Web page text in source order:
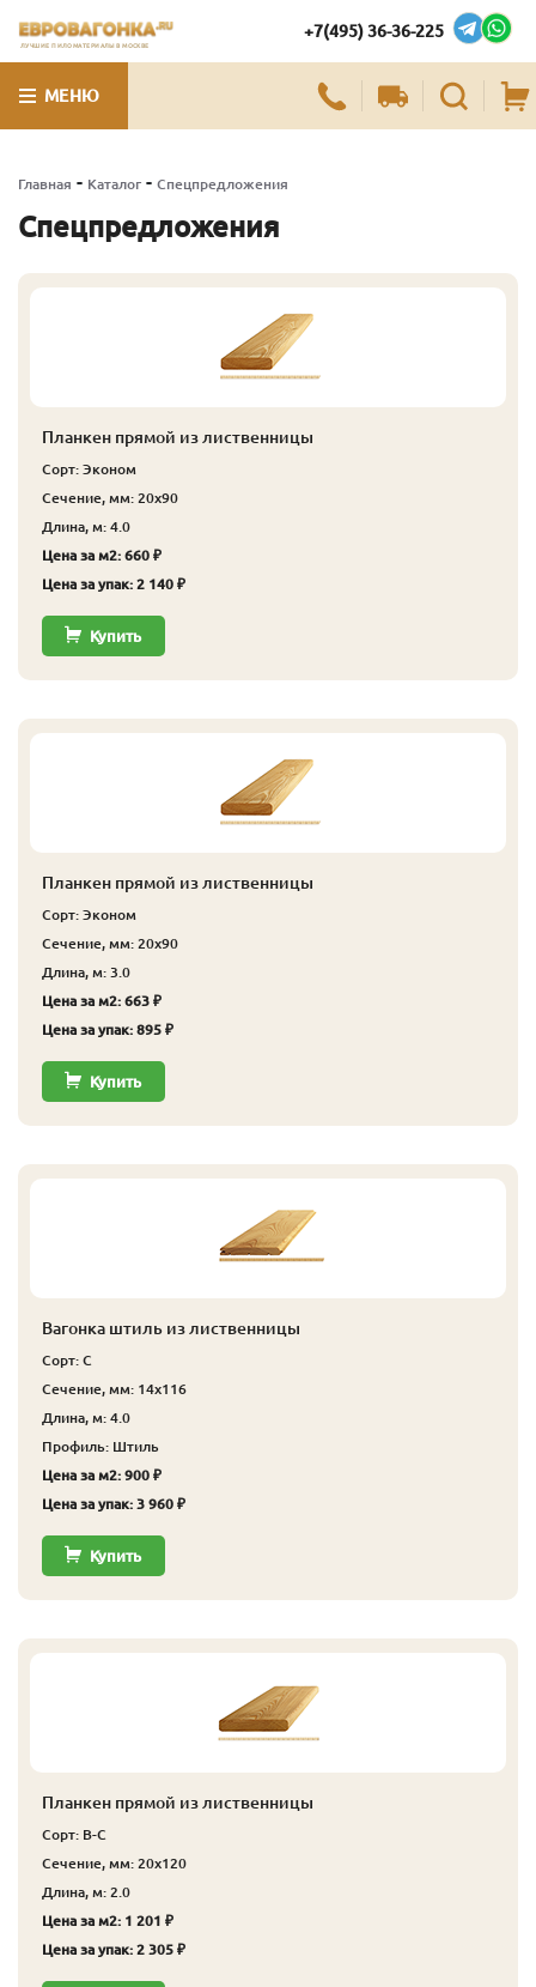
ЛУЧШИЕ ПИЛОМАТЕРИАЛЫ В МОСКВЕ
+7(495) 36-36-225
МЕНЮ
Главная - Каталог - Спецпредложения
Спецпредложения
Планкен прямой из лиственницы
Сорт: Эконом
Сечение, мм: 20x90
Длина, м: 4.0
Цена за м2: 660 ₽
Цена за упак: 2 140 ₽
Купить
Планкен прямой из лиственницы
Сорт: Эконом
Сечение, мм: 20x90
Длина, м: 3.0
Цена за м2: 663 ₽
Цена за упак: 895 ₽
Купить
Вагонка штиль из лиственницы
Сорт: С
Сечение, мм: 14x116
Длина, м: 4.0
Профиль: Штиль
Цена за м2: 900 ₽
Цена за упак: 3 960 ₽
Купить
Планкен прямой из лиственницы
Сорт: В-С
Сечение, мм: 20x120
Длина, м: 2.0
Цена за м2: 1 201 ₽
Цена за упак: 2 305 ₽